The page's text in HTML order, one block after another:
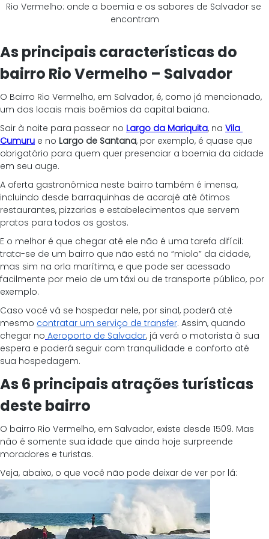
Rio Vermelho: onde a boemia e os sabores de Salvador se
encontram
As principais características do
bairro Rio Vermelho – Salvador
O Bairro Rio Vermelho, em Salvador, é, como já mencionado,
um dos locais mais boêmios da capital baiana.
Sair à noite para passear no Largo da Mariquita, na Vila
Cumuru e no Largo de Santana, por exemplo, é quase que
obrigatório para quem quer presenciar a boemia da cidade
em seu auge.
A oferta gastronômica neste bairro também é imensa,
incluindo desde barraquinhas de acarajé até ótimos
restaurantes, pizzarias e estabelecimentos que servem
pratos para todos os gostos.
E o melhor é que chegar até ele não é uma tarefa difícil:
trata-se de um bairro que não está no “miolo” da cidade,
mas sim na orla marítima, e que pode ser acessado
facilmente por meio de um táxi ou de transporte público, por
exemplo.
Caso você vá se hospedar nele, por sinal, poderá até
mesmo contratar um serviço de transfer. Assim, quando
chegar no Aeroporto de Salvador, já verá o motorista à sua
espera e poderá seguir com tranquilidade e conforto até
sua hospedagem.
As 6 principais atrações turísticas
deste bairro
O bairro Rio Vermelho, em Salvador, existe desde 1509. Mas
não é somente sua idade que ainda hoje surpreende
moradores e turistas.
Veja, abaixo, o que você não pode deixar de ver por lá: